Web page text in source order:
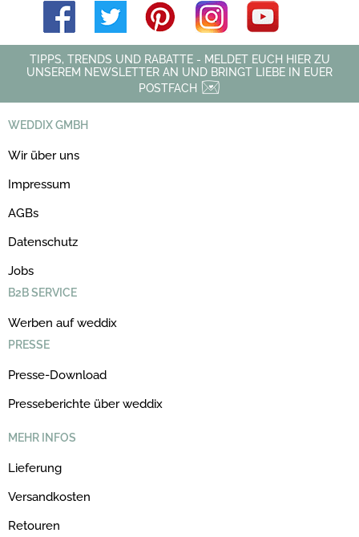
TIPPS, TRENDS UND RABATTE - MELDET EUCH HIER ZU
UNSEREM NEWSLETTER AN UND BRINGT LIEBE IN EUER
POSTFACH
WEDDIX GMBH
Wir über uns
Impressum
AGBs
Datenschutz
Jobs
B2B SERVICE
Werben auf weddix
PRESSE
Presse-Download
Presseberichte über weddix
MEHR INFOS
Lieferung
Versandkosten
Retouren